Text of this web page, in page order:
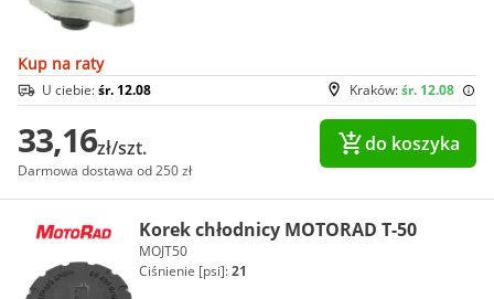
Kup na raty
Kraków:śr. 12.08
U ciebie:śr. 12.08
33,16zł/szt.
Darmowa dostawa od 250 zł
do koszyka
Korek chłodnicy MOTORAD T-50
MOJT50
Ciśnienie [psi]:21